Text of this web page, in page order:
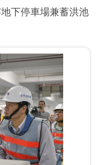
下停車場兼蓄洪池